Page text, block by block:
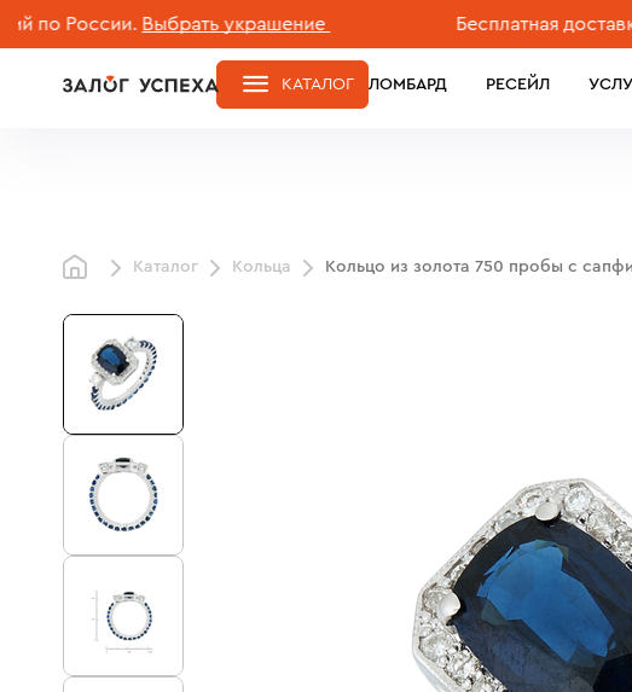
России. Выбрать украшение Бесплатная доставка
ЛОМБАРД РЕСЕЙЛ
КАТАЛОГ
Каталог Кольца Кольцо из золота 750 пробы с